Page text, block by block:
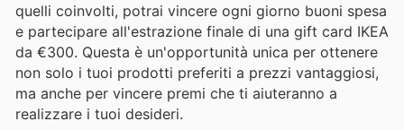
quelli coinvolti, potrai vincere ogni giorno buoni spesa
e partecipare all'estrazione finale di una gift card IKEA
da €300. Questa è un'opportunità unica per ottenere
non solo i tuoi prodotti preferiti a prezzi vantaggiosi,
ma anche per vincere premi che ti aiuteranno a
realizzare i tuoi desideri.